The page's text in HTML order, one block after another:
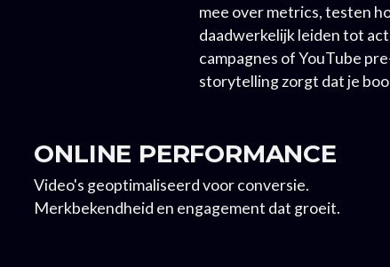
mee over metrics, testen
daadwerkelijk leiden tot
campagnes of YouTube
storytelling zorgt dat je
ONLINE PERFORMANCE
Video's geoptimaliseerd voor conversie.
Merkbekendheid en engagement dat groeit.